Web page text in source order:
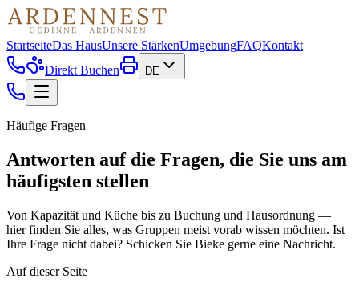
StartseiteDas HausUnsere StärkenUmgebungFAQKontakt
Direkt Buchen
DE
Häufige Fragen
Antworten auf die Fragen, die Sie uns am
häufigsten stellen
Von Kapazität und Küche bis zu Buchung und Hausordnung —
hier finden Sie alles, was Gruppen meist vorab wissen möchten. Ist
Ihre Frage nicht dabei? Schicken Sie Bieke gerne eine Nachricht.
Auf dieser Seite